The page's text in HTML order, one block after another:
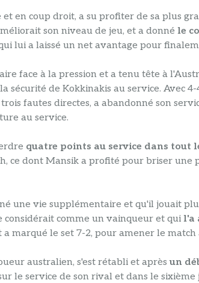
en coup droit, a su profiter de sa plus
son niveau de jeu, et a donné le
lui a laissé un net avantage pour
face à la pression et a tenu tête à
sécurité de Kokkinakis au service. Avec 4-
fautes directes, a abandonné son
au service.
quatre points au service dans tout
ce dont Mansik a profité pour briser une
une vie supplémentaire et qu'il jouait
considérait comme un vainqueur et qui l'a
marqué le set 7-2, pour amener le match
australien, s'est rétabli et aprèsun
le service de son rival et dans le